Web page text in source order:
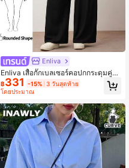
Enliva
Enliva เสื้อกั๊กเบลเซอร์คอปกกระดุมคู่ไซ
ส์ใหญ่ ชุดทำงาน ชุดรับปริญญา ชุดกลั
บโรงเรียน ชุดครูสำหรับผู้หญิงในฤดูใบไ
฿331 -15% 3 วันสุดท้าย
โดยประมาณ